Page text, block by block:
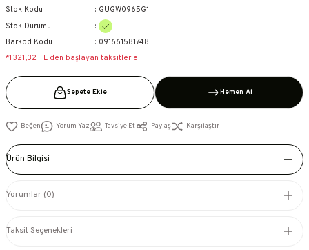
Stok Kodu
GUGW0965G1
Stok Durumu
Barkod Kodu
091661581748
*1.321,32 TL den başlayan taksitlerle!
Sepete Ekle Hemen Al
Yorum Yaz Tavsiye Et Paylaş Karşılaştır
Ürün Bilgisi
Yorumlar (0)
Taksit Seçenekleri